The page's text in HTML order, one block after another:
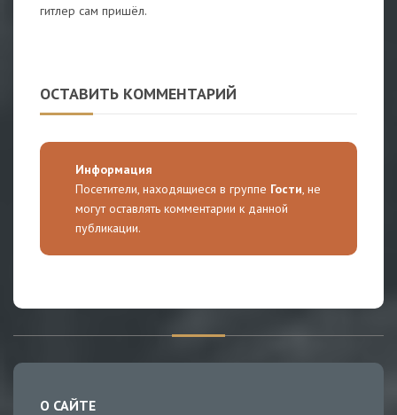
гитлер сам пришёл.
ОСТАВИТЬ КОММЕНТАРИЙ
Информация
Посетители, находящиеся в группе Гости, не
могут оставлять комментарии к данной
публикации.
О САЙТЕ